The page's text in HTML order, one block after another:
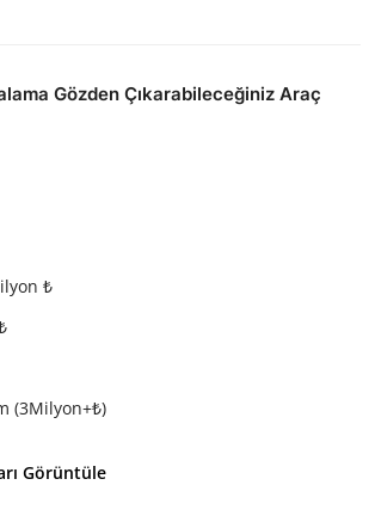
Gözden Çıkarabileceğiniz Araç
₺
(3Milyon+₺)
Görüntüle